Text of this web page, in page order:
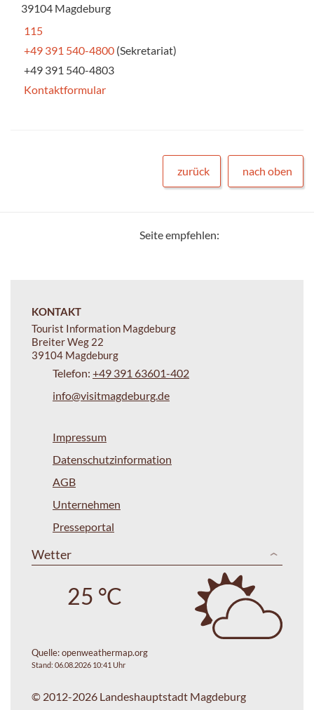
39104 Magdeburg
115
+49 391 540-4800 (Sekretariat)
+49 391 540-4803
Kontaktformular
zurück nach oben
Seite empfehlen:
KONTAKT
Tourist Information Magdeburg
Breiter Weg 22
39104 Magdeburg
Telefon: +49 391 63601-402
info@visitmagdeburg.de
Impressum
Datenschutzinformation
AGB
Unternehmen
Presseportal
Wetter
25 °C
Quelle:openweathermap.org
Stand: 06.08.2026 10:41 Uhr
© 2012-2026 Landeshauptstadt Magdeburg